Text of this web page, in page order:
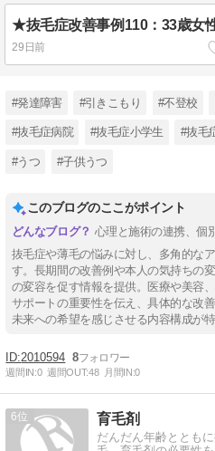
29日前
#発達障害 #引きこもり #不登校
#抜毛症病院 #抜毛症小学生 #抜毛
#うつ #子供うつ
このブログのここがポイント
心理と施術の連携、個
抜毛症や薄毛の悩みに対し、多角的な
す。長期間の改善例や本人の気持ちの
の変容を促す情報を提供。医療や美容
サポートの重要性を伝え、具体的な改
未来への希望を感じさせる内容構成が特
2010594 8
週間IN:0 週間OUT:48 月間IN:0
6 育毛剤
だんだん年齢ととも